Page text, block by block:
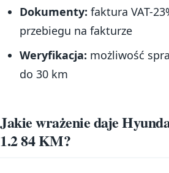
Dokumenty: faktura VAT-
przebiegu na fakturze
Weryfikacja: możliwość
do 30 km
Jakie wrażenie daje
1.2 84 KM?